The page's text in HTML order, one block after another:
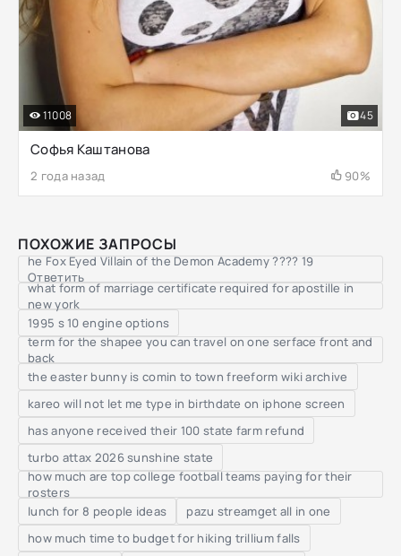
Софья Каштанова
2 года назад 90%
11008 45
ПОХОЖИЕ ЗАПРОСЫ
he Fox Eyed Villain of the Demon Academy ???? 19
Ответить
what form of marriage certificate required for apostille in
new york
1995 s 10 engine options
term for the shapee you can travel on one serface front and
back
the easter bunny is comin to town freeform wiki archive
kareo will not let me type in birthdate on iphone screen
has anyone received their 100 state farm refund
turbo attax 2026 sunshine state
how much are top college football teams paying for their
rosters
lunch for 8 people ideas
pazu streamget all in one
how much time to budget for hiking trillium falls